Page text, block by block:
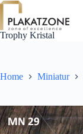
Skip
content
Trophy Kristal
Home Miniatur